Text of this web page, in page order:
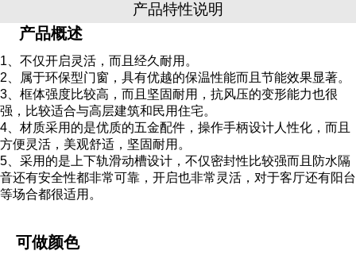
产品特性说明
产品概述
1、不仅开启灵活，而且经久耐用。
2、属于环保型门窗，具有优越的保温性能而且节能效果显著。
3、框体强度比较高，而且坚固耐用，抗风压的变形能力也很
强，比较适合与高层建筑和民用住宅。
4、材质采用的是优质的五金配件，操作手柄设计人性化，而且
方便灵活，美观舒适，坚固耐用。
5、采用的是上下轨滑动槽设计，不仅密封性比较强而且防水隔
音还有安全性都非常可靠，开启也非常灵活，对于客厅还有阳台
等场合都很适用。
可做颜色